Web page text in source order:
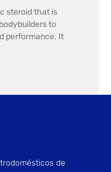
steroid that is
to
performance. It
de